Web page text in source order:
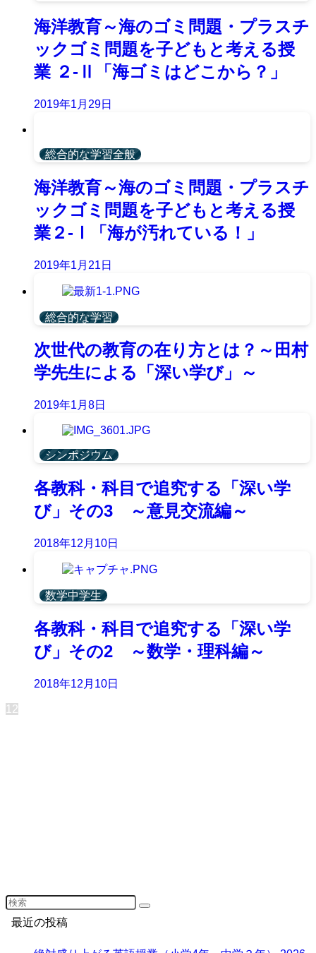
海洋教育～海のゴミ問題・プラスチ
ックゴミ問題を子どもと考える授
業 ２-Ⅱ「海ゴミはどこから？」
2019年1月29日
総合的な学習全般
海洋教育～海のゴミ問題・プラスチ
ックゴミ問題を子どもと考える授
業２-Ⅰ「海が汚れている！」
2019年1月21日
総合的な学習
次世代の教育の在り方とは？～田村
学先生による「深い学び」～
2019年1月8日
シンポジウム
各教科・科目で追究する「深い学
び」その3 ～意見交流編～
2018年12月10日
数学中学生
各教科・科目で追究する「深い学
び」その2 ～数学・理科編～
2018年12月10日
1 2
最近の投稿